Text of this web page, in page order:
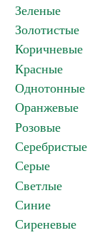
Зеленые
Золотистые
Коричневые
Красные
Однотонные
Оранжевые
Розовые
Серебристые
Серые
Светлые
Синие
Сиреневые